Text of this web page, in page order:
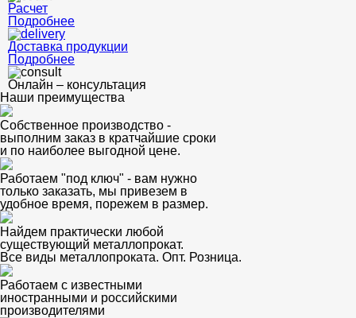
Расчет
Подробнее
Доставка продукции
Подробнее
Онлайн – консультация
Наши преимущества
Собственное производство -
выполним заказ в кратчайшие сроки
и по наиболее выгодной цене.
Работаем "под ключ" - вам нужно
только заказать, мы привезем в
удобное время, порежем в размер.
Найдем практически любой
существующий металлопрокат.
Все виды металлопроката. Опт. Розница.
Работаем с известными
иностранными и российскими
производителями